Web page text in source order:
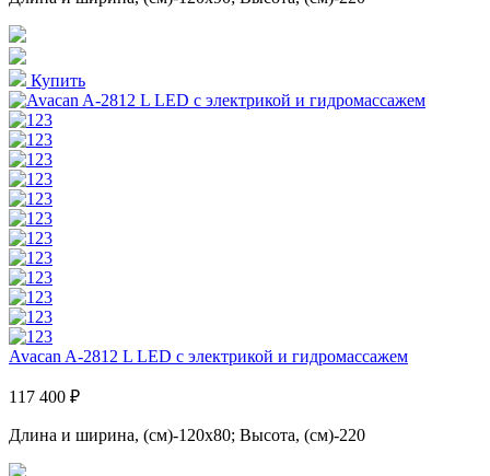
Купить
Avacan A-2812 L LED с электрикой и гидромассажем
117 400 ₽
Длина и ширина, (см)-120x80; Высота, (см)-220